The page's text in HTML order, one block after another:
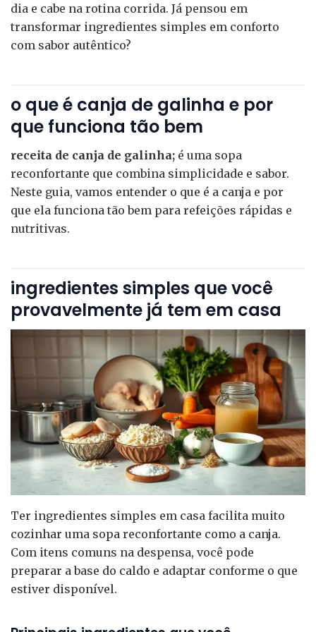
dia e cabe na rotina corrida. Já pensou em
transformar ingredientes simples em conforto
com sabor autêntico?
o que é canja de galinha e por
que funciona tão bem
receita de canja de galinha; é uma sopa
reconfortante que combina simplicidade e sabor.
Neste guia, vamos entender o que é a canja e por
que ela funciona tão bem para refeições rápidas e
nutritivas.
ingredientes simples que você
provavelmente já tem em casa
Ter ingredientes simples em casa facilita muito
cozinhar uma sopa reconfortante como a canja.
Com itens comuns na despensa, você pode
preparar a base do caldo e adaptar conforme o que
estiver disponível.